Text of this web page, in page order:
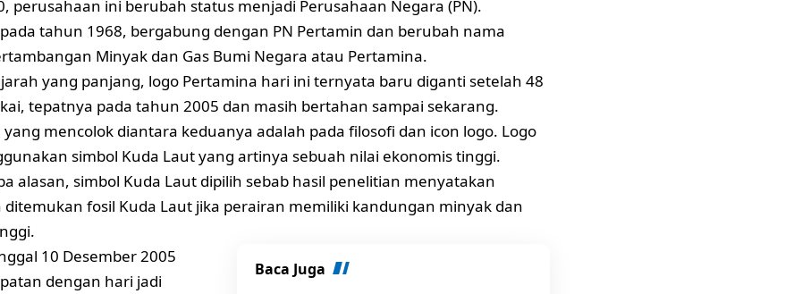
perusahaan ini berubah status menjadi Perusahaan Negara (PN).
tahun 1968, bergabung dengan PN Pertamin dan berubah nama
Minyak dan Gas Bumi Negara atau Pertamina.
yang panjang, logo Pertamina hari ini ternyata baru diganti setelah 48
tepatnya pada tahun 2005 dan masih bertahan sampai sekarang.
yang mencolok diantara keduanya adalah pada filosofi dan icon logo. Logo
simbol Kuda Laut yang artinya sebuah nilai ekonomis tinggi.
alasan, simbol Kuda Laut dipilih sebab hasil penelitian menyatakan
ditemukan fosil Kuda Laut jika perairan memiliki kandungan minyak dan
Baca Juga
10 Desember 2005
dengan hari jadi